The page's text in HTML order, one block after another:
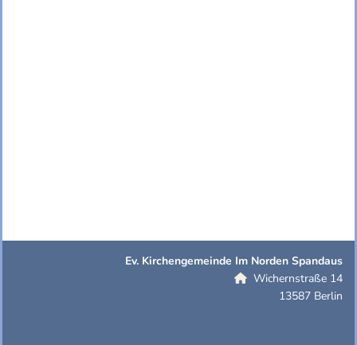
Ev. Kirchengemeinde Im Norden Spandaus
 Wichernstraße 14
13587 Berlin